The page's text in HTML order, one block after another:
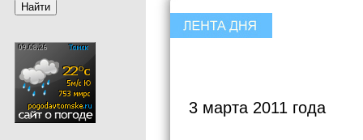
3 марта 2011 года